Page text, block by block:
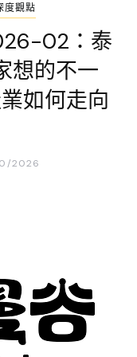
度觀點
02：泰
想的不一
如何走向
2026